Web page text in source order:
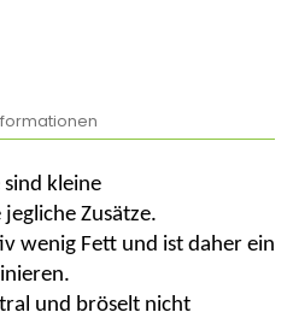
kleine
Zusätze.
wenig Fett und ist daher ein
und bröselt nicht